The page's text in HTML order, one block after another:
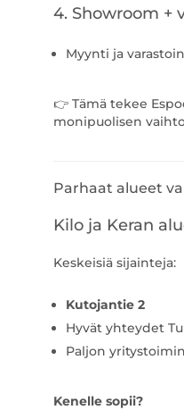
4. Showroom +
Myynti ja
👉 Tämä tekee
monipuolisen
Parhaat alueet
Kilo ja Keran
Keskeisiä sijainteja:
Kutojantie2
Hyvät yhteydet
Paljon
Kenelle sopii?